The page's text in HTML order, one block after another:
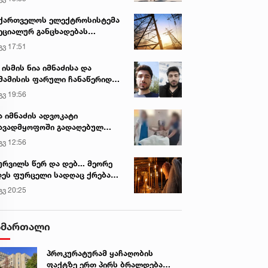
ელექტროსისტემა
განცხადებას
17:51
ნია იმნაძისა და
ფარული ჩანაწერიდან
ავალიანის მკვლელობის
19:56
იმნაძის ადვოკატი
გადაღებულ
ავრცელებს
12:56
წერ და დებ... მეორე
ფურცელი სადღაც ქრება
სურვილი სრულდება...“ -
ტაძარი შიდა
20:25
პროკურატურამ ყაჩაღობის
ფაქტზე ერთ პირს ბრალდება